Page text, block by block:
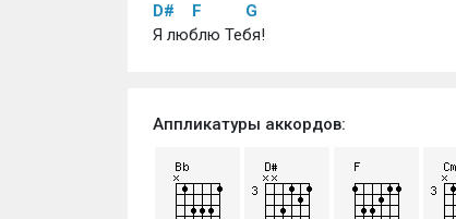
D#
F
G
Аппликатуры аккордов: